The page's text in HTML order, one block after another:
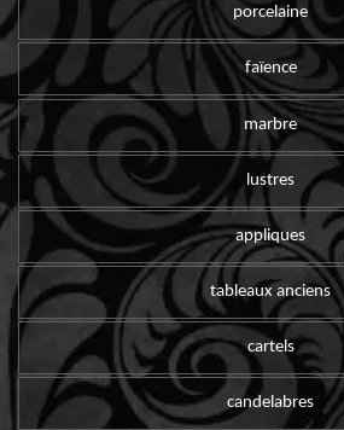
porcelaine
faïence
marbre
lustres
appliques
tableaux anciens
cartels
candelabres